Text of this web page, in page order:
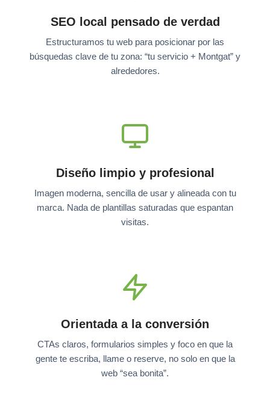
SEO local pensado de verdad
Estructuramos tu web para posicionar por las
búsquedas clave de tu zona: “tu servicio + Montgat” y
alrededores.
Diseño limpio y profesional
Imagen moderna, sencilla de usar y alineada con tu
marca. Nada de plantillas saturadas que espantan
visitas.
Orientada a la conversión
CTAs claros, formularios simples y foco en que la
gente te escriba, llame o reserve, no solo en que la
web “sea bonita”.